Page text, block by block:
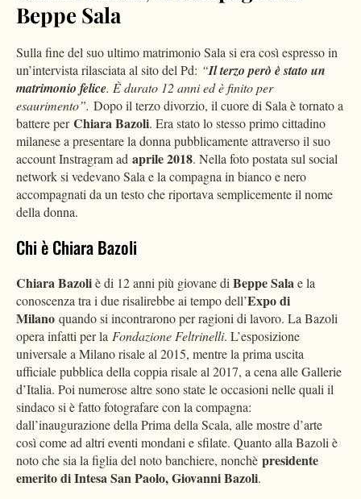
Beppe Sala
Sulla fine del suo ultimo matrimonio Sala si era così espresso in
un’intervista rilasciata al sito del Pd: “Il terzo però è stato un
matrimonio felice. È durato 12 anni ed è finito per
esaurimento”. Dopo il terzo divorzio, il cuore di Sala è tornato a
battere perChiara Bazoli. Era stato lo stesso primo cittadino
milanese a presentare la donna pubblicamente attraverso il suo
account Instragram ad aprile 2018. Nella foto postata sul social
network si vedevano Sala e la compagna in bianco e nero
accompagnati da un testo che riportava semplicemente il nome
della donna.
Chi è Chiara Bazoli
Chiara Bazoliè di 12 anni più giovane di Beppe Sala e la
conoscenza tra i due risalirebbe ai tempo dell’Expo di
Milano quando si incontrarono per ragioni di lavoro. La Bazoli
opera infatti per la Fondazione Feltrinelli. L’esposizione
universale a Milano risale al 2015, mentre la prima uscita
ufficiale pubblica della coppia risale al 2017, a cena alle Gallerie
d’Italia. Poi numerose altre sono state le occasioni nelle quali il
sindaco si è fatto fotografare con la compagna:
dall’inaugurazione della Prima della Scala, alle mostre d’arte
così come ad altri eventi mondani e sfilate. Quanto alla Bazoli è
noto che sia la figlia del noto banchiere, nonchè presidente
emerito di Intesa San Paolo, Giovanni Bazoli.